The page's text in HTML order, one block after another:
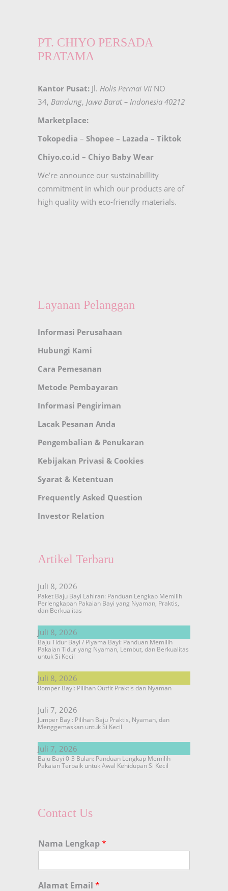
PT. CHIYO PERSADA
PRATAMA
Kantor Pusat: Jl. Holis Permai VII NO
34, Bandung, Jawa Barat – Indonesia 40212
Marketplace:
Tokopedia – Shopee – Lazada – Tiktok
Chiyo.co.id – Chiyo Baby Wear
We’re announce our sustainabillity
commitment in which our products are of
high quality with eco-friendly materials.
Layanan Pelanggan
Informasi Perusahaan
Hubungi Kami
Cara Pemesanan
Metode Pembayaran
Informasi Pengiriman
Lacak Pesanan Anda
Pengembalian & Penukaran
Kebijakan Privasi & Cookies
Syarat & Ketentuan
Frequently Asked Question
Investor Relation
Artikel Terbaru
Juli 8, 2026
Paket Baju Bayi Lahiran: Panduan Lengkap Memilih
Perlengkapan Pakaian Bayi yang Nyaman, Praktis,
dan Berkualitas
Juli 8, 2026
Baju Tidur Bayi / Piyama Bayi: Panduan Memilih
Pakaian Tidur yang Nyaman, Lembut, dan Berkualitas
untuk Si Kecil
Juli 8, 2026
Romper Bayi: Pilihan Outfit Praktis dan Nyaman
Juli 7, 2026
Jumper Bayi: Pilihan Baju Praktis, Nyaman, dan
Menggemaskan untuk Si Kecil
Juli 7, 2026
Baju Bayi 0-3 Bulan: Panduan Lengkap Memilih
Pakaian Terbaik untuk Awal Kehidupan Si Kecil
Contact Us
Nama Lengkap*
Alamat Email *